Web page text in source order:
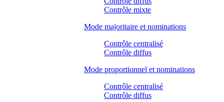
Contrôle mixte
Mode majoritaire et nominations
Contrôle centralisé
Contrôle diffus
Mode proportionnel et nominations
Contrôle centralisé
Contrôle diffus